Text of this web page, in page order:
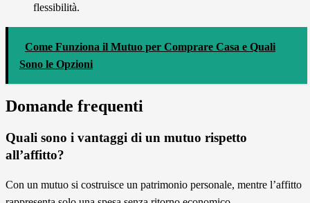
flessibilità.
Come Funziona il Mutuo per Comprare Casa e Quali
Sono le Opzioni
Domande frequenti
Quali sono i vantaggi di un mutuo rispetto
all’affitto?
Con un mutuo si costruisce un patrimonio personale, mentre l’affitto